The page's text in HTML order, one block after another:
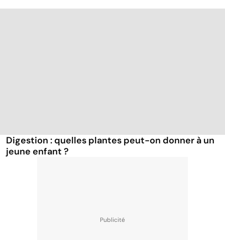
Digestion : quelles plantes peut-on donner à un
jeune enfant ?